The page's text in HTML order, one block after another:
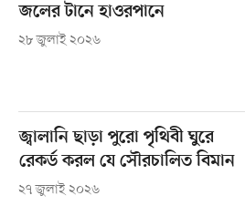
জলের টানে হাওরপানে
২৮ জুলাই ২০২৬
জ্বালানি ছাড়া পুরো পৃথিবী ঘুরে
রেকর্ড করল যে সৌরচালিত বিমান
২৭ জুলাই ২০২৬